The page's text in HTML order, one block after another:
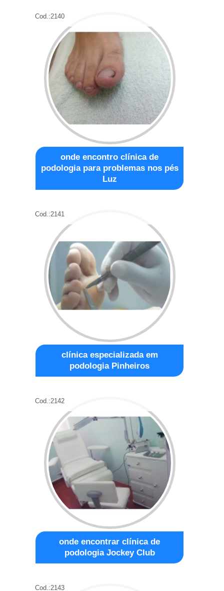
Cod.:2140
onde encontro clínica de
podologia para problemas nos pés
Luz
Cod.:2141
clínica especializada em
podologia Pinheiros
Cod.:2142
onde encontrar clínica de
podologia Jockey Club
Cod.:2143